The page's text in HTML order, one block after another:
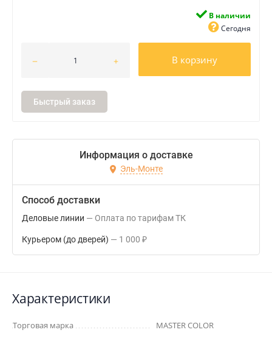
В наличии
Сегодня
В корзину
Быстрый заказ
Информация о доставке
Эль-Монте
Способ доставки
Деловые линии Оплата по тарифам ТК
Курьером (до дверей) 1 000 ₽
Характеристики
Торговая марка MASTER COLOR